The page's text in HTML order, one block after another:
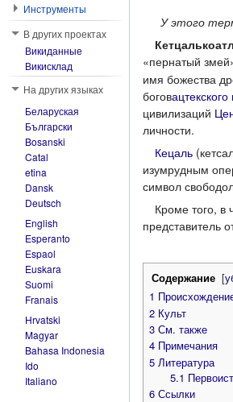
У этого
«пернатый
имя божества
боговацтекского
цивилизаций
личности.
Кецаль
изумрудным
символ
Кроме того, в
представитель
Содержание [
1
2 Культ
3 См. также
4 Примечания
5 Литература
5.1
6 Ссылки
Инструменты
В других проектах
Викиданные
Викисклад
На других языках
Беларуская
Български
Bosanski
Catal
etina
Dansk
Deutsch
English
Esperanto
Espaol
Euskara
Suomi
Franais
Hrvatski
Magyar
Bahasa Indonesia
Ido
Italiano